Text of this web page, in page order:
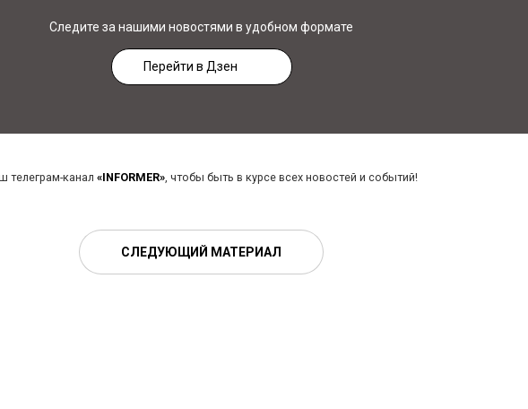
Следите за нашими новостями в удобном формате
Перейти в Дзен
телеграм-канал «INFORMER», чтобы быть в курсе всех новостей и событий!
СЛЕДУЮЩИЙ МАТЕРИАЛ